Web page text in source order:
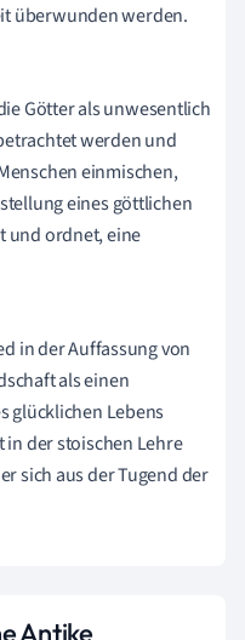
überwunden werden.
Götter als unwesentlich
werden und
einmischen,
eines göttlichen
und ordnet, eine
in der Auffassung von
als einen
glücklichen Lebens
der stoischen Lehre
sich aus der Tugend der
Antike